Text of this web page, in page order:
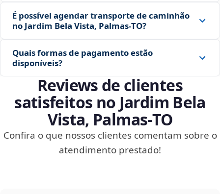
É possível agendar transporte de caminhão
no Jardim Bela Vista, Palmas‑TO?
Quais formas de pagamento estão
disponíveis?
Reviews de clientes
satisfeitos no Jardim Bela
Vista, Palmas‑TO
Confira o que nossos clientes comentam sobre o
atendimento prestado!